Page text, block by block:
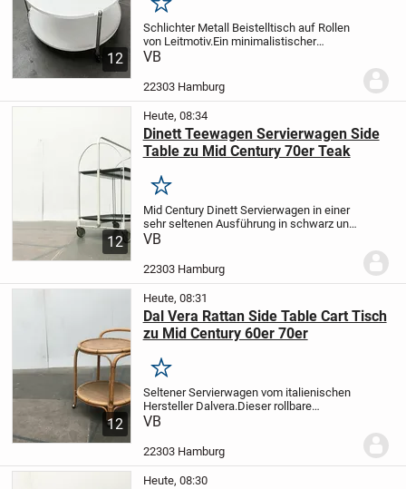
12
Merken
Schlichter Metall Beistelltisch auf Rollen
von Leitmotiv.Ein minimalistischer
Entwurf. Die beiden tablettförmigen
ausgeführt. Die Ränder sind
hochgezogen....
VB
22303 Hamburg
12
Heute, 08:34
Dinett Teewagen Servierwagen Side
Table zu Mid Century 70er Teak
Merken
Mid Century Dinett Servierwagen in einer
sehr seltenen Ausführung in schwarz und
weiß.
Beistelltisch. Der Wagen ist klappbar und
VB
22303 Hamburg
12
Heute, 08:31
Dal Vera Rattan Side Table Cart Tisch
zu Mid Century 60er 70er
Merken
Seltener Servierwagen vom italienischen
Hersteller Dalvera.Dieser rollbare
Beistelltisch mit zwei Ablagen hat ein
eingelegten Tischflächen sind mit einem
VB
22303 Hamburg
Heute, 08:30